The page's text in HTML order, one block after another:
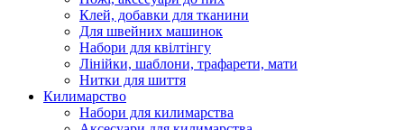
Клей, добавки для тканини
Для швейних машинок
Набори для квілтінгу
Лінійки, шаблони, трафарети, мати
Нитки для шиття
Килимарство
Набори для килимарства